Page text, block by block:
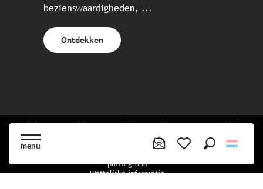
menu
bezienswaardigheden, ...
Ontdekken
Website gecreëerd in samenwerking met alle Bretonse toeristische
plattegrond
Wettelijke informatie